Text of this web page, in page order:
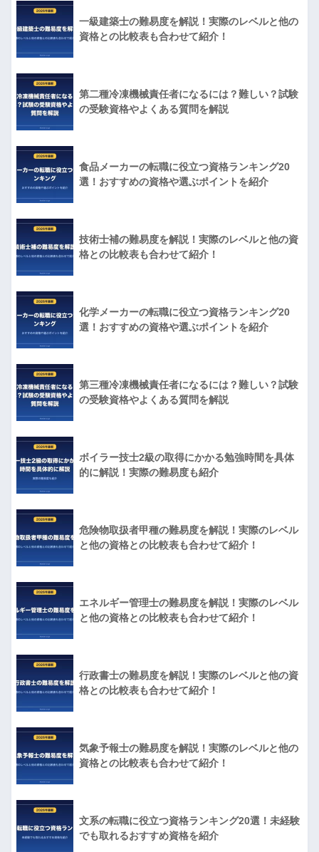
一級建築士の難易度を解説！実際のレベルと他の
資格との比較表も合わせて紹介！
第二種冷凍機械責任者になるには？難しい？試験
の受験資格やよくある質問を解説
食品メーカーの転職に役立つ資格ランキング20
選！おすすめの資格や選ぶポイントを紹介
技術士補の難易度を解説！実際のレベルと他の資
格との比較表も合わせて紹介！
化学メーカーの転職に役立つ資格ランキング20
選！おすすめの資格や選ぶポイントを紹介
第三種冷凍機械責任者になるには？難しい？試験
の受験資格やよくある質問を解説
ボイラー技士2級の取得にかかる勉強時間を具体
的に解説！実際の難易度も紹介
危険物取扱者甲種の難易度を解説！実際のレベル
と他の資格との比較表も合わせて紹介！
エネルギー管理士の難易度を解説！実際のレベル
と他の資格との比較表も合わせて紹介！
行政書士の難易度を解説！実際のレベルと他の資
格との比較表も合わせて紹介！
気象予報士の難易度を解説！実際のレベルと他の
資格との比較表も合わせて紹介！
文系の転職に役立つ資格ランキング20選！未経験
でも取れるおすすめ資格を紹介